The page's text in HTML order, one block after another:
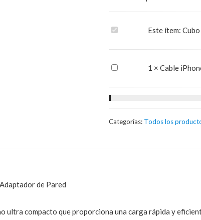
5W
Cubo
5W
Este ítem:
Cable
USB
1 × Cable
Categorías: Todos los
de Pared
ultra compacto que proporciona una carga rápida y